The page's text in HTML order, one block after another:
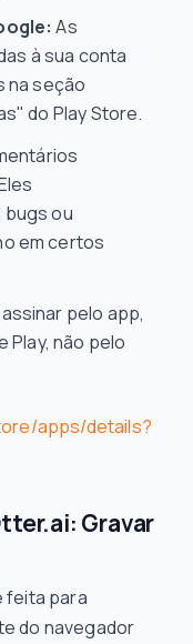
As
à sua conta
na seção
do Play Store.
ou
em certos
pelo app,
Play, não pelo
apps/details?
Gravar
feita para
do navegador